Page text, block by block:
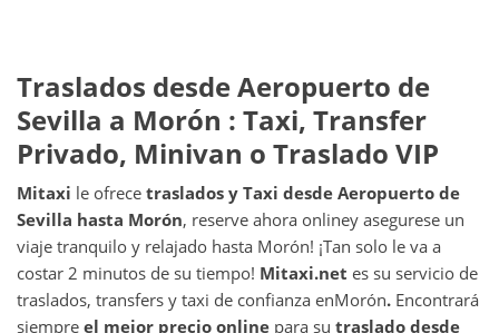
Traslados desdeAeropuerto de
Sevilla a Morón : Taxi, Transfer
Privado, Minivan o Traslado VIP
Mitaxi le ofrece traslados y Taxi desde Aeropuerto de
Sevilla hasta Morón, reserve ahora onliney asegurese un
viaje tranquilo y relajado hasta Morón! ¡Tan solo le va a
costar 2 minutos de su tiempo! Mitaxi.net es su servicio de
traslados, transfers y taxi de confianza enMorón. Encontrará
siempre el mejor precio online para su traslado desde